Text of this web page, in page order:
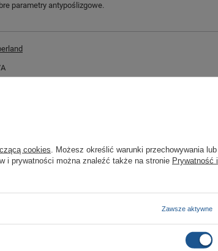
parametry antypoślizgowe.
cookies . Możesz określić warunki przechowywania lub
i prywatności można znaleźć także na stronie Prywatność i
Zawsze aktywne